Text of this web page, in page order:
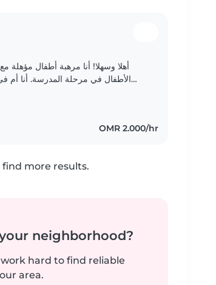
الأطفال في مرحلة المدرسة. أنا أم
OMR 2.000/hr
more results.
neighborhood?
hard to find reliable
area.